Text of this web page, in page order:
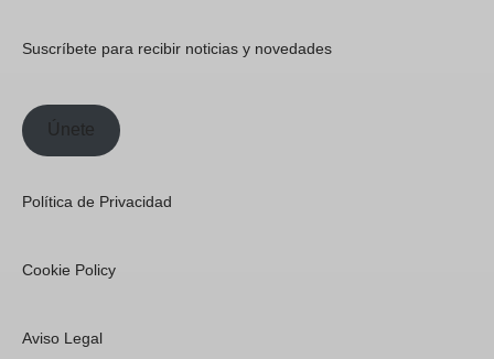
Suscríbete para recibir noticias y novedades
Únete
Política de Privacidad
Cookie Policy
Aviso Legal